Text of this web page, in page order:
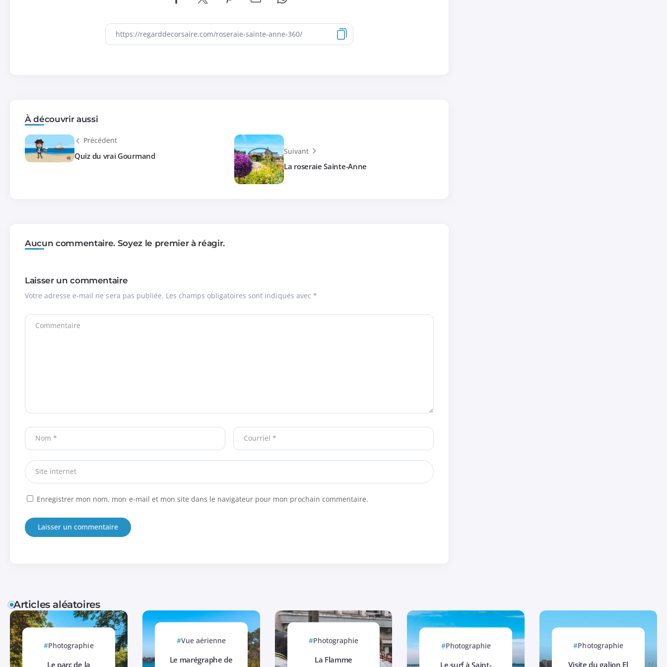
À découvrir aussi
Précédent
Quiz du vrai Gourmand Suivant
La roseraie Sainte-Anne
Aucun commentaire. Soyez le premier à réagir.
Laisser un commentaire
Votre adresse e-mail ne sera pas publiée. Les champs obligatoires sont indiqués avec *
Enregistrer mon nom, mon e-mail et mon site dans le navigateur pour mon prochain commentaire.
Articles aléatoires
Photographie
Le parc de la
Vue aérienne
Le marégraphe de
Photographie
La Flamme
Photographie
Le surf à Saint-
Photographie
Visite du galion El